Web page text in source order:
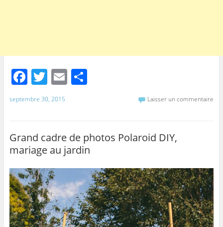
F
a
c
b
o
o
k
T
w
itt
E P
er
septembre 30, 2015 Laisser un commentaire
Grand cadre de photos Polaroid DIY,
mariage au jardin